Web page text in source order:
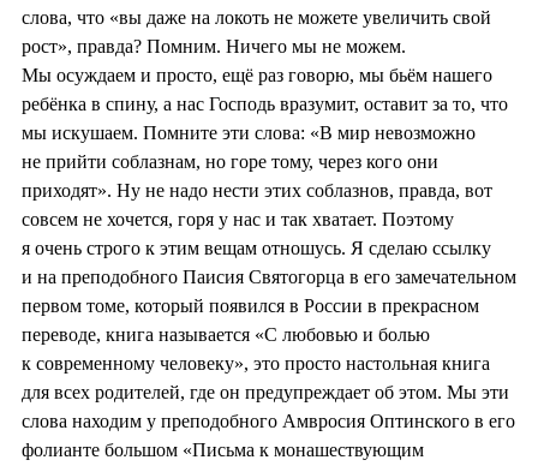
слова, что «вы даже на локоть не можете увеличить свой
рост», правда? Помним. Ничего мы не можем.
Мы осуждаем и просто, ещё раз говорю, мы бьём нашего
ребёнка в спину, а нас Господь вразумит, оставит за то, что
мы искушаем. Помните эти слова: «В мир невозможно
не прийти соблазнам, но горе тому, через кого они
приходят». Ну не надо нести этих соблазнов, правда, вот
совсем не хочется, горя у нас и так хватает. Поэтому
я очень строго к этим вещам отношусь. Я сделаю ссылку
и на преподобного Паисия Святогорца в его замечательном
первом томе, который появился в России в прекрасном
переводе, книга называется «С любовью и болью
к современному человеку», это просто настольная книга
для всех родителей, где он предупреждает об этом. Мы эти
слова находим у преподобного Амвросия Оптинского в его
фолианте большом «Письма к монашествующим